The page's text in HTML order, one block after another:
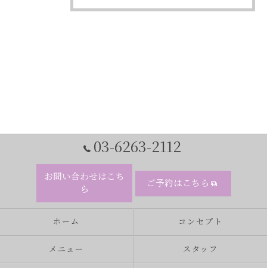
03-6263-2112
お問い合わせはこち
ら
ご予約はこちら
ホーム コンセプト
メニュー スタッフ